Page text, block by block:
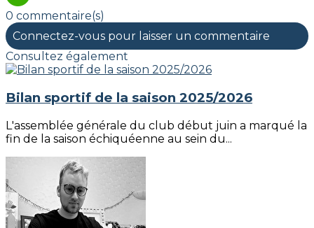
0 commentaire(s)
Connectez-vous pour laisser un commentaire
Consultez également
Bilan sportif de la saison 2025/2026
L'assemblée générale du club début juin a marqué la
fin de la saison échiquéenne au sein du...